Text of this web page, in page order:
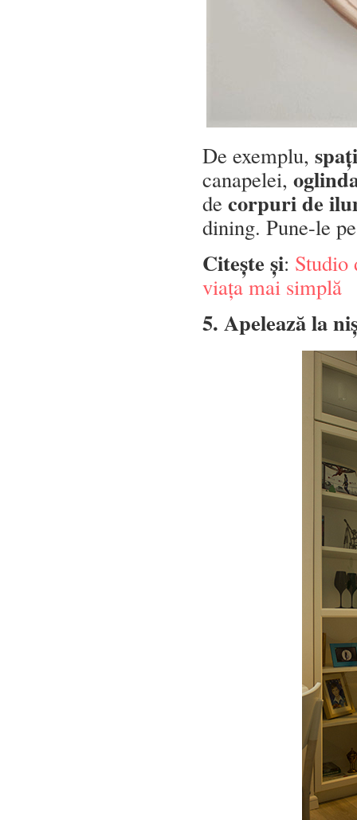
De exemplu,
canapelei,
de corpuri de
dining. Pune-le
Citește și: Studio
viața mai simplă
5. Apelează la